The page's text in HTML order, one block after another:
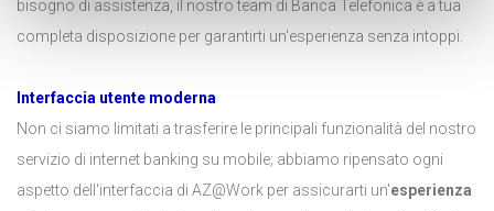
bisogno di assistenza, il nostro team di Banca Telefonica è a tua
completa disposizione per garantirti un'esperienza senza intoppi.
Interfaccia utente moderna
Non ci siamo limitati a trasferire le principali funzionalità del nostro
servizio di internet banking su mobile; abbiamo ripensato ogni
aspetto dell'interfaccia di AZ@Work per assicurarti un'esperienza